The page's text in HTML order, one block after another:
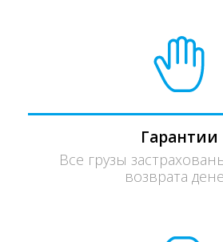
Гарантии
Все грузы
возврата